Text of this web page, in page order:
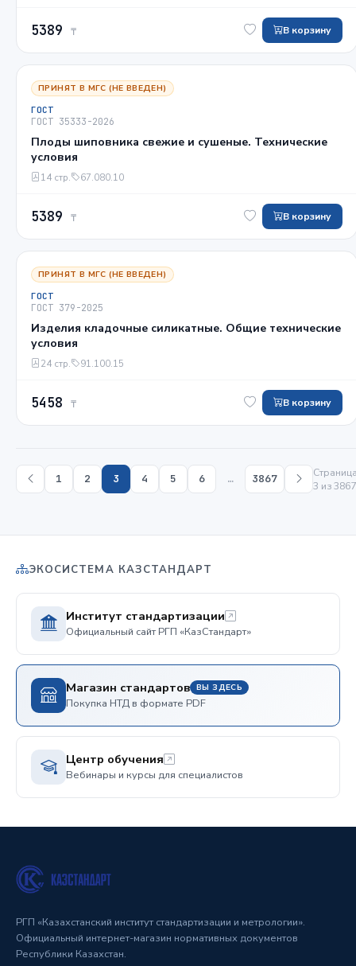
5389 ₸ В корзину
ПРИНЯТ В МГС (НЕ ВВЕДЕН)
ГОСТ
ГОСТ 35333-2026
Плоды шиповника свежие и сушеные. Технические
условия
14 стр. 67.080.10
5389 ₸ В корзину
ПРИНЯТ В МГС (НЕ ВВЕДЕН)
ГОСТ
ГОСТ 379-2025
Изделия кладочные силикатные. Общие технические
условия
24 стр. 91.100.15
5458 ₸ В корзину
1 2 3 4 5 6 … 3867
3 из 3867
ЭКОСИСТЕМА КАЗСТАНДАРТ
Институт стандартизации
Официальный сайт РГП «КазСтандарт»
Магазин стандартов ВЫ ЗДЕСЬ
Покупка НТД в формате PDF
Центр обучения
Вебинары и курсы для специалистов
РГП «Казахстанский институт стандартизации и метрологии».
Официальный интернет-магазин нормативных документов
Республики Казахстан.